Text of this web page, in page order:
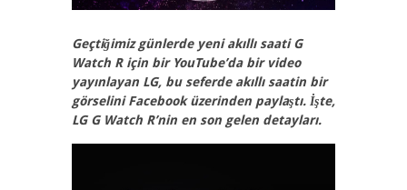
Geçtiğimiz günlerde yeni akıllı saati G
Watch R için bir YouTube’da bir video
yayınlayan LG, bu seferde akıllı saatin bir
görselini Facebook üzerinden paylaştı. İşte,
LG G Watch R’nin en son gelen detayları.